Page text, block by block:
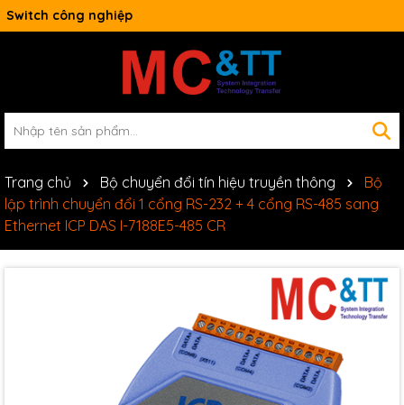
Switch công nghiệp
Trang chủ Bộ chuyển đổi tín hiệu truyền thông
Bộ
lập trình chuyển đổi 1 cổng RS-232 + 4 cổng RS-485 sang
Ethernet ICP DAS I-7188E5-485 CR